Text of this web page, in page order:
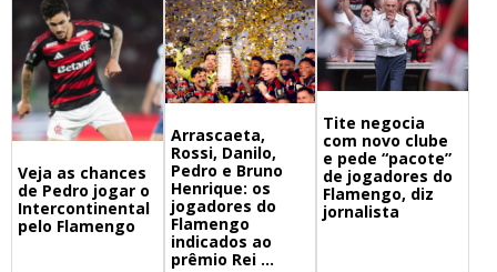
Veja as chances
de Pedro jogar o
Intercontinental
pelo Flamengo
Arrascaeta,
Rossi, Danilo,
Pedro e Bruno
Henrique: os
jogadores do
Flamengo
indicados ao
prêmio Rei ...
Tite negocia
com novo clube
e pede “pacote”
de jogadores do
Flamengo, diz
jornalista